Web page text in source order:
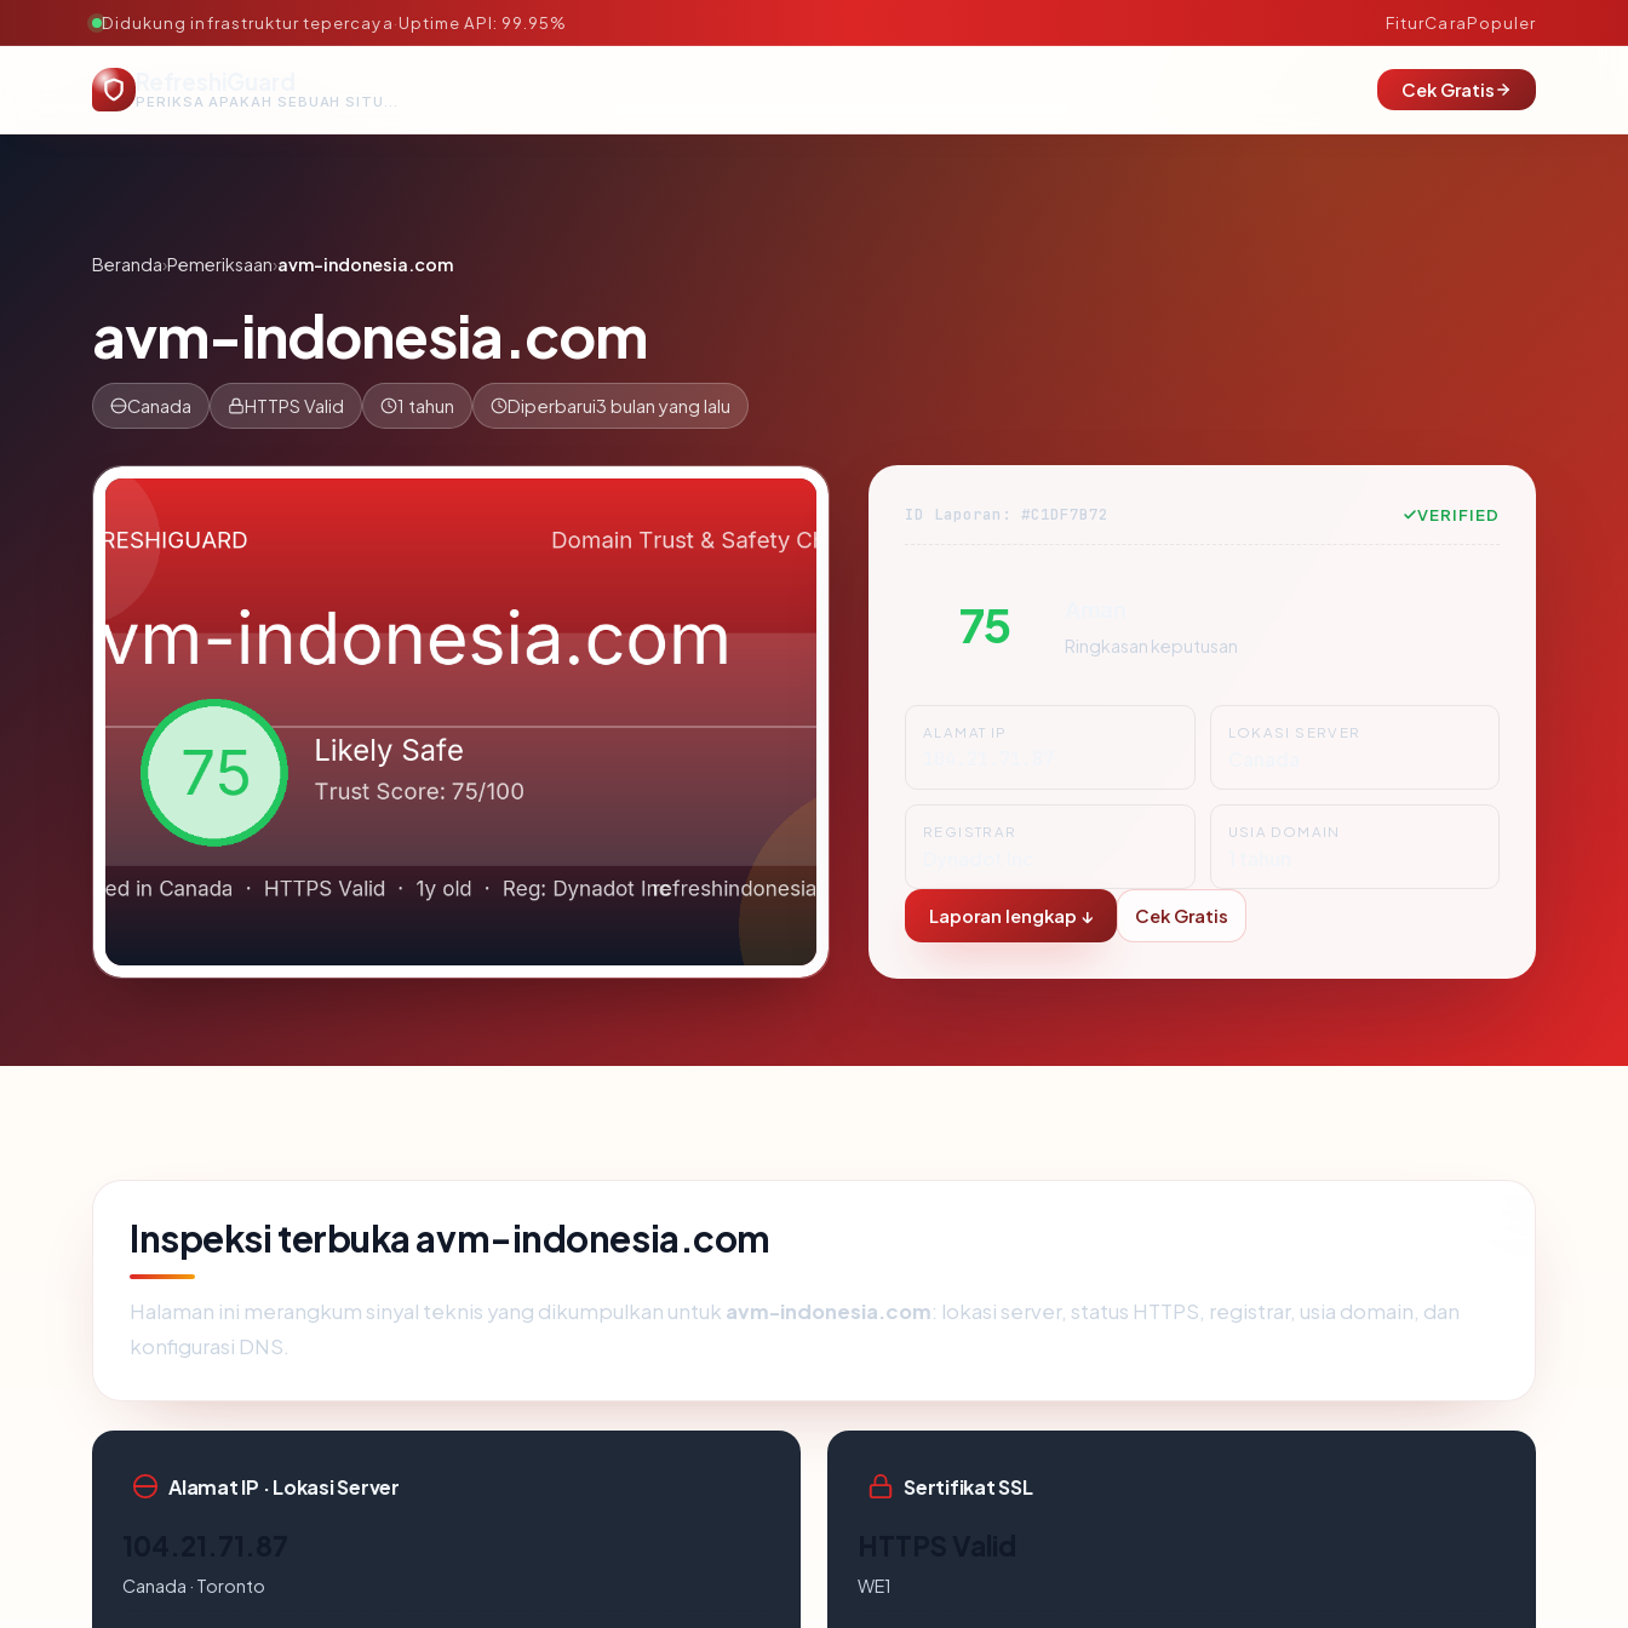
Didukung infrastruktur tepercaya·Uptime API: 99.95% FiturCaraPopuler
PERIKSA APAKAH SEBUAH SITUS AMAN, TEPERCAYA, DAN TERVERIFIKASI DALAM HITUNGAN DETIK.
Cek Gratis
Beranda›Pemeriksaan›avm-indonesia.com
avm-indonesia.com
Canada HTTPS Valid 1 tahun Diperbarui3 bulan yang lalu
ID Laporan: #C1DF7B72 VERIFIED
75 Ringkasan keputusan
ALAMAT IP LOKASI SERVER
REGISTRAR USIA DOMAIN
Laporan lengkap ↓ Cek Gratis
Inspeksi terbuka avm-indonesia.com
Halaman ini merangkum sinyal teknis yang dikumpulkan untuk avm-indonesia.com: lokasi server, status HTTPS, registrar, usia domain, dan
konfigurasi DNS.
Alamat IP · Lokasi Server
Canada · Toronto
Sertifikat SSL
WE1